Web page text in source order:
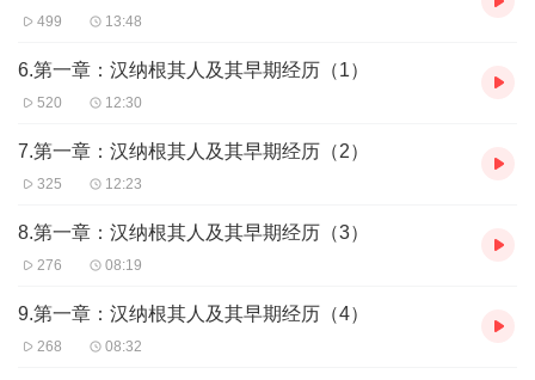
499 13:48
6.第一章：汉纳根其人及其早期经历（1）
520 12:30
7.第一章：汉纳根其人及其早期经历（2）
325 12:23
8.第一章：汉纳根其人及其早期经历（3）
276 08:19
9.第一章：汉纳根其人及其早期经历（4）
268 08:32